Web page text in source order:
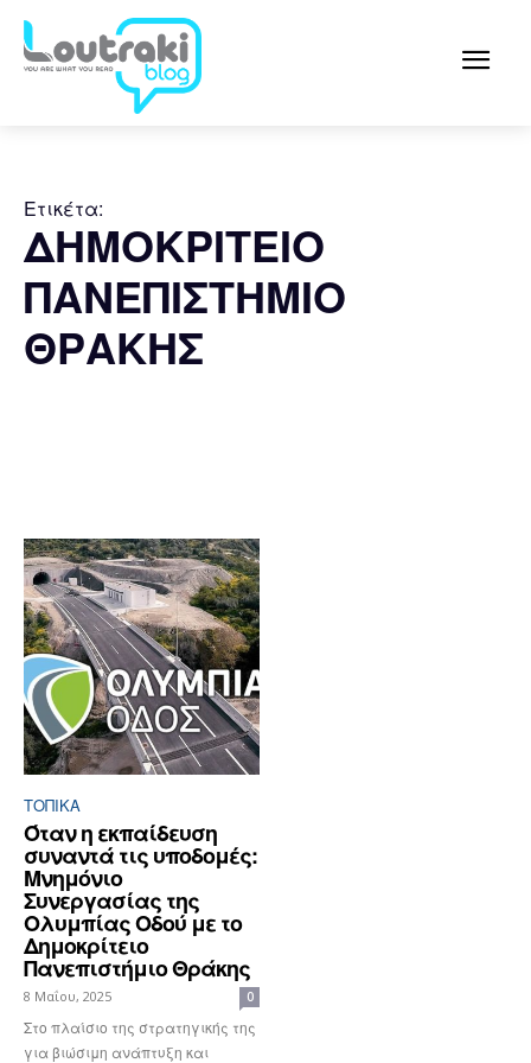
Ετικέτα:
ΔΗΜΟΚΡΙΤΕΙΟ
ΠΑΝΕΠΙΣΤΗΜΙΟ
ΘΡΑΚΗΣ
ΤΟΠΙΚΑ
Όταν η εκπαίδευση
συναντά τις υποδομές:
Μνημόνιο
Συνεργασίας της
Ολυμπίας Οδού με το
Δημοκρίτειο
Πανεπιστήμιο Θράκης
8 Μαΐου, 2025 0
Στο πλαίσιο της στρατηγικής της
για βιώσιμη ανάπτυξη και